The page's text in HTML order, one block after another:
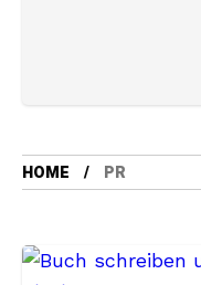
HOME PR